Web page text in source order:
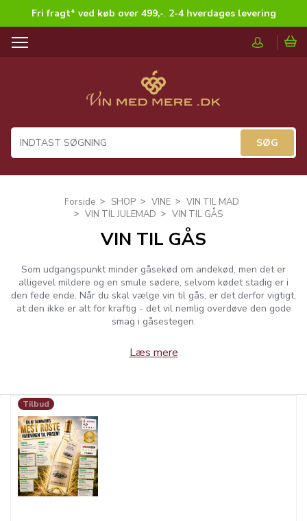
Fri fragt* ved køb over 499,-. 2-4 hverdages levering
T
a
i
n
Forside SHOP VINE
VIN TIL MAD
VIN TIL JULEMAD
VIN TIL GÅS
VIN TIL GÅS
Som udgangspunkt minder gåsekød om andekød, men det er
alligevel mildere og en smule sødere, selvom kødet stadig er i
den fede ende. Når du skal vælge vin til gås, er det derfor vigtigt,
at den ikke er alt for kraftig - det vil nemlig overdøve den gode
smag i gåsestegen.
Læs mere
Tilbud